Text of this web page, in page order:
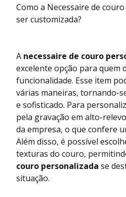
Como a Necessaire de
ser customizada?
A necessaire de couro
excelente opção para quem
funcionalidade. Esse item
várias maneiras, tornando-
e sofisticado. Para
pela gravação em alto-
da empresa, o que confere
Além disso, é possível
texturas do couro,
couro personalizada se
situação.